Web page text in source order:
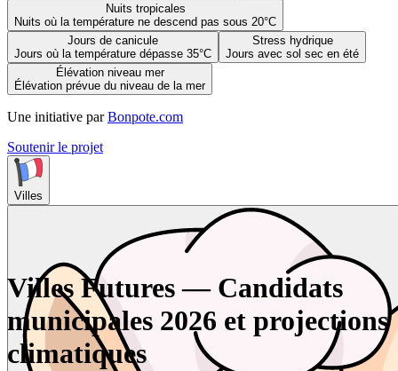
Nuits tropicales
Nuits où la température ne descend pas sous 20°C
Jours de canicule
Jours où la température dépasse 35°C
Stress hydrique
Jours avec sol sec en été
Élévation niveau mer
Élévation prévue du niveau de la mer
Une initiative par Bonpote.com
Soutenir le projet
Villes
Villes Futures — Candidats
municipales 2026 et projections
climatiques